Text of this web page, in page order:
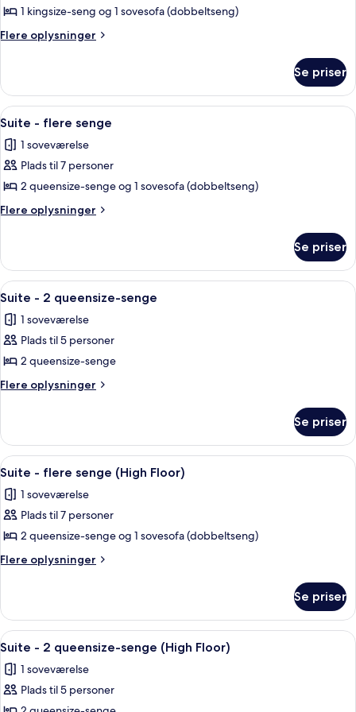
1 kingsize-seng og 1 sovesofa (dobbeltseng)
Flere oplysninger
Flere
-
kingsize-
med
sovesofa
handicapvenligt
(Roll-
in
Se priser
Indlæs
alle
billeder
af
Suite
-
Et hotelværelse med en rød sofa, en
1
Suite - flere senge
1 soveværelse
Plads til 7 personer
2 queensize-senge og 1 sovesofa (dobbeltseng)
Flere oplysninger
Flere
-
flere
senge
Se priser
Indlæs
alle
billeder
af
Suite
-
senge
Et hotelværelse med to senge, en
1
Suite - 2 queensize-senge
1 soveværelse
Plads til 5 personer
2 queensize-senge
Flere oplysninger
Flere
-
queensize-
Se priser
Indlæs
alle
billeder
af
Suite
-
(High
Floor)
Et hotelværelse med en rød sofa, en
1
Suite - flere senge (High Floor)
1 soveværelse
Plads til 7 personer
2 queensize-senge og 1 sovesofa (dobbeltseng)
Flere oplysninger
Flere
-
flere
senge
Floor)
Se priser
Indlæs
alle
billeder
af
Et hotelværelse med to senge, en
1
Suite - 2 queensize-senge (High Floor)
1 soveværelse
Plads til 5 personer